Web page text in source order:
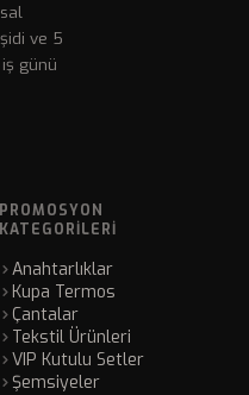
ve 5
günü
PROMOSYON
KATEGORILERI
Anahtarlıklar
Kupa Termos
Çantalar
Tekstil Ürünleri
VIP Kutulu Setler
Şemsiyeler